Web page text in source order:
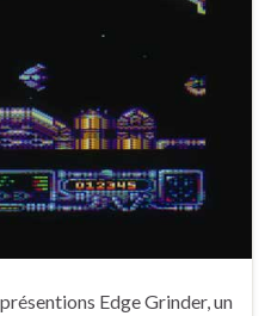
Edge Grinder, un